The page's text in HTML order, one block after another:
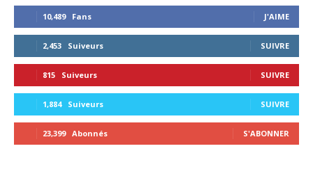
10,489 Fans J'AIME
2,453 Suiveurs SUIVRE
815 Suiveurs SUIVRE
1,884 Suiveurs SUIVRE
23,399 Abonnés S'ABONNER